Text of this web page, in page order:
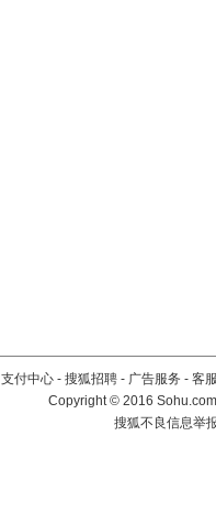
支付中心 - 搜狐招聘 - 广告服务 - 客
Copyright©2016
搜狐不良信息举